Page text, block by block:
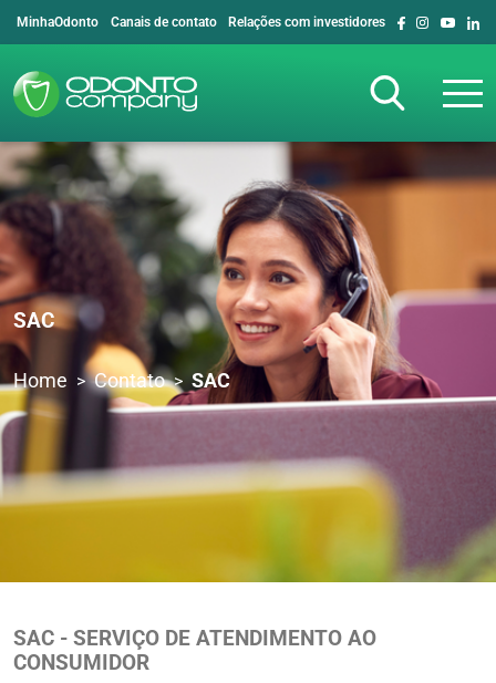
MinhaOdonto Canais de contato Relações com investidores
SAC
Home Contato SAC
SAC - SERVIÇO DE ATENDIMENTO AO
CONSUMIDOR